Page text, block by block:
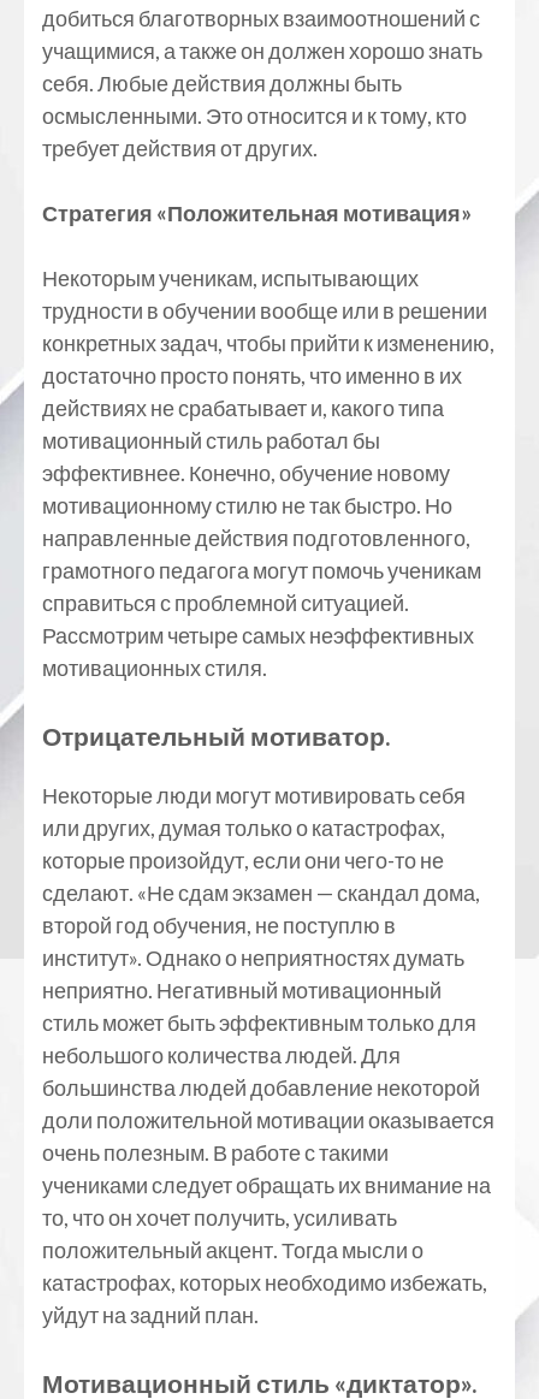
добиться благотворных взаимоотношений с
учащимися, а также он должен хорошо знать
себя. Любые действия должны быть
осмысленными. Это относится и к тому, кто
требует действия от других.
Стратегия «Положительная мотивация»
Некоторым ученикам, испытывающих
трудности в обучении вообще или в решении
конкретных задач, чтобы прийти к изменению,
достаточно просто понять, что именно в их
действиях не срабатывает и, какого типа
мотивационный стиль работал бы
эффективнее. Конечно, обучение новому
мотивационному стилю не так быстро. Но
направленные действия подготовленного,
грамотного педагога могут помочь ученикам
справиться с проблемной ситуацией.
Рассмотрим четыре самых неэффективных
мотивационных стиля.
Отрицательный мотиватор.
Некоторые люди могут мотивировать себя
или других, думая только о катастрофах,
которые произойдут, если они чего-то не
сделают. «Не сдам экзамен — скандал дома,
второй год обучения, не поступлю в
институт». Однако о неприятностях думать
неприятно. Негативный мотивационный
стиль может быть эффективным только для
небольшого количества людей. Для
большинства людей добавление некоторой
доли положительной мотивации оказывается
очень полезным. В работе с такими
учениками следует обращать их внимание на
то, что он хочет получить, усиливать
положительный акцент. Тогда мысли о
катастрофах, которых необходимо избежать,
уйдут на задний план.
Мотивационный стиль «диктатор».